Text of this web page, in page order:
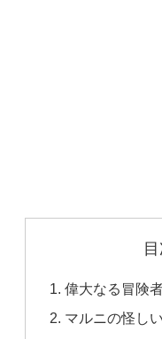
偉大なる冒険
マルニの怪し